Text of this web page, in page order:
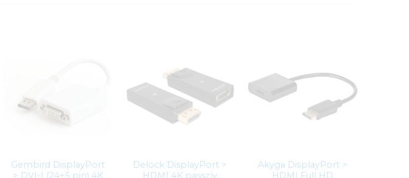
Gembird DisplayPort
Delock DisplayPort >
Akyga DisplayPort >